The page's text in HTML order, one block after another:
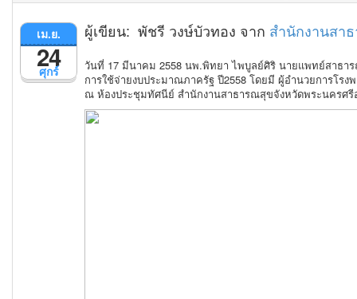
ศุกร์
เม.ย.
24
ผู้เขียน: พัชรี วงษ์บัวทอง จาก สำนักงานสา
วันที่ 17 มีนาคม 2558 นพ.พิทยา ไพบูลย์ศิริ นายแพทย์สาธา
การใช้จ่ายงบประมาณภาครัฐ ปี2558 โดยมี ผู้อำนวยการโร
ณ ห้องประชุมทัศนีย์ สำนักงานสาธารณสุขจังหวัดพระนครศรี